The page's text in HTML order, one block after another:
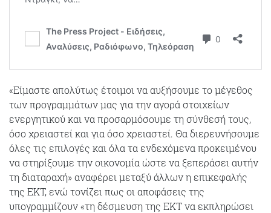
«Είμαστε απολύτως έτοιμοι να αυξήσουμε το μέγεθος
των προγραμμάτων μας για την αγορά στοιχείων
ενεργητικού και να προσαρμόσουμε τη σύνθεσή τους,
όσο χρειαστεί και για όσο χρειαστεί. Θα διερευνήσουμε
όλες τις επιλογές και όλα τα ενδεχόμενα προκειμένου
να στηρίξουμε την οικονομία ώστε να ξεπεράσει αυτήν
τη διαταραχή» αναφέρει μεταξύ άλλων η επικεφαλής
της ΕΚΤ, ενώ τονίζει πως οι αποφάσεις της
υπογραμμίζουν «τη δέσμευση της ΕΚΤ να εκπληρώσει